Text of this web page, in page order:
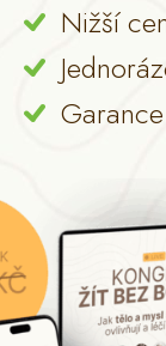
Nižší